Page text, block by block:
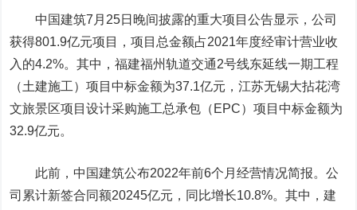
中国建筑7月25日晚间披露的重大项目公告显示，公司
获得801.9亿元项目，项目总金额占2021年度经审计营业收
入的4.2%。其中，福建福州轨道交通2号线东延线一期工程
（土建施工）项目中标金额为37.1亿元，江苏无锡大拈花湾
文旅景区项目设计采购施工总承包（EPC）项目中标金额为
32.9亿元。
此前，中国建筑公布2022年前6个月经营情况简报。公
司累计新签合同额20245亿元，同比增长10.8%。其中，建